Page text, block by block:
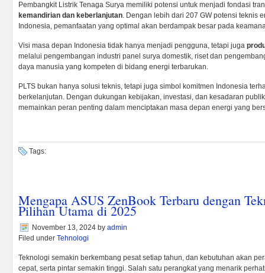
Pembangkit Listrik Tenaga Surya memiliki potensi untuk menjadi fondasi
kemandirian dan keberlanjutan. Dengan lebih dari 207 GW potensi teknis
Indonesia, pemanfaatan yang optimal akan berdampak besar pada
Visi masa depan Indonesia tidak hanya menjadi pengguna, tetapi juga
melalui pengembangan industri panel surya domestik, riset dan
daya manusia yang kompeten di bidang energi terbarukan.
PLTS bukan hanya solusi teknis, tetapi juga simbol komitmen Indonesia
berkelanjutan. Dengan dukungan kebijakan, investasi, dan kesadaran
memainkan peran penting dalam menciptakan masa depan energi yang
Tags:
Mengapa ASUS ZenBook Terbaru dengan
Pilihan Utama di 2025
November 13, 2024 by admin
Filed under Tehnologi
Teknologi semakin berkembang pesat setiap tahun, dan kebutuhan akan
cepat, serta pintar semakin tinggi. Salah satu perangkat yang menarik